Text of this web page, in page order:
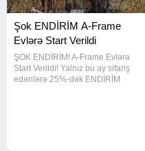
Şok ENDİRİM A-Frame
Evlərə Start Verildi
ŞOK ENDİRİM! A-Frame Evlərə
Start Verildi! Yalnız bu ay sifariş
edənlərə 25%-dək ENDİRİM